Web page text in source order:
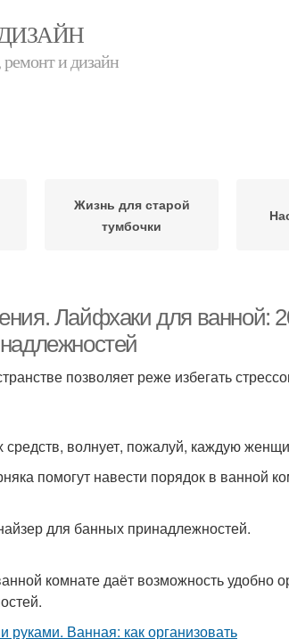
и дизайн
Жизнь для старой
тумбочки
Лайфхаки для ванной:
позволяет реже избегать
волнует, пожалуй, каждую
помогут навести порядок в ванной
для банных принадлежностей.
комнате даёт возможность удобно